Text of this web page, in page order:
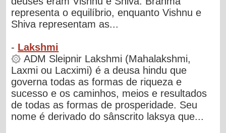
representa o equilíbrio, enquanto Vishnu e
Shiva representam as...
- Lakshmi
۞ ADM Sleipnir Lakshmi (Mahalakshmi,
Laxmi ou Lacximi) é a deusa hindu que
governa todas as formas de riqueza e
sucesso e os caminhos, meios e resultados
de todas as formas de prosperidade. Seu
nome é derivado do sânscrito laksya que...